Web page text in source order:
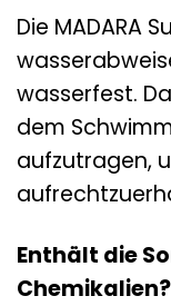
Die MADARA
wasserfest.
dem
aufzutragen,
Enthält die
Chemikalien?